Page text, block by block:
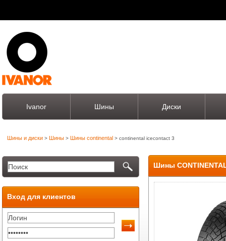
Ivanor Шины Диски
Шины и диски > Шины > Шины continental > continental icecontact 3
Вход для клиентов
Шины